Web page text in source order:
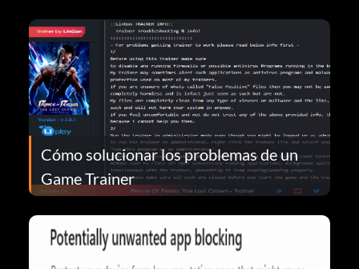
Cómo solucionar los problemas de un
Game Trainer